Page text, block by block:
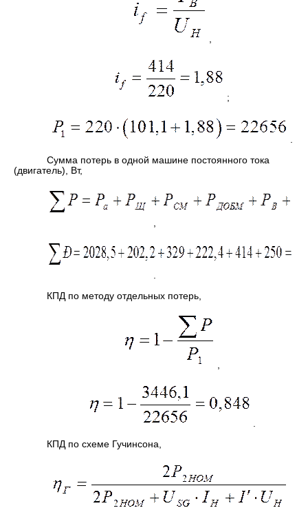
;
Сумма потерь в одной машине постоянного тока
(двигатель), Вт,
КПД по методу отдельных потерь,
КПД по схеме Гучинсона,